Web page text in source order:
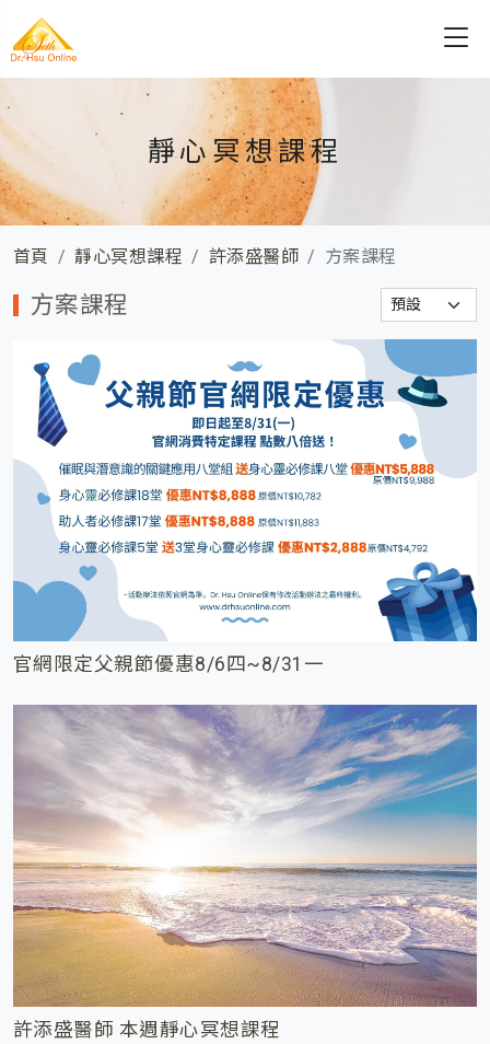
靜心冥想課程
首頁 靜心冥想課程 許添盛醫師 方案課程
方案課程
官網限定父親節優惠8/6四~8/31一
許添盛醫師 本週靜心冥想課程